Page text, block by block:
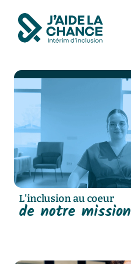
L'inclusion au coeur
de notre mission